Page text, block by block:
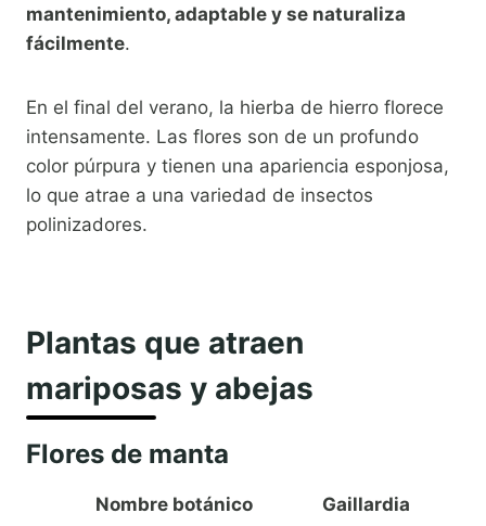
mantenimiento, adaptable y se naturaliza
fácilmente.
En el final del verano, la hierba de hierro florece
intensamente. Las flores son de un profundo
color púrpura y tienen una apariencia esponjosa,
lo que atrae a una variedad de insectos
polinizadores.
Plantas que atraen
mariposas y abejas
Flores de manta
Nombre botánico
Gaillardia